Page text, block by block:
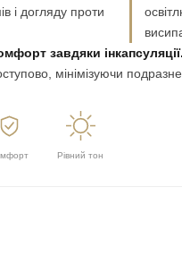
і догляду проти
завдяки інкапсуляції.
мінімізуючи
Рівний тон